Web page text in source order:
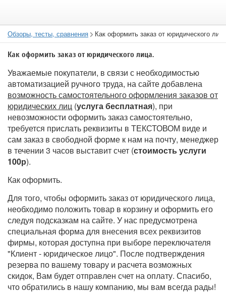
Обзоры, тесты, сравнения Как оформить заказ от юридического
Как оформить заказ от юридического лица.
Уважаемые покупатели, в связи с необходимостью
автоматизацией ручного труда, на сайте добавлена
возможность самостоятельного оформления заказов от
юридических лиц (услуга бесплатная), при
невозможности оформить заказ самостоятельно,
требуется прислать реквизиты в ТЕКСТОВОМ виде и
сам заказ в свободной форме к нам на почту, менеджер
в течении 3 часов выставит счет (стоимость услуги
100р).
Как оформить.
Для того, чтобы оформить заказ от юридического лица,
необходимо положить товар в корзину и оформить его
следуя подсказкам на сайте. У нас предусмотрена
специальная форма для внесения всех реквизитов
фирмы, которая доступна при выборе переключателя
"Клиент - юридическое лицо". После подтверждения
резерва по вашему товару и расчета возможных
скидок, Вам будет отправлен счет на оплату. Спасибо,
что обратились в нашу компанию, мы вам всегда рады!